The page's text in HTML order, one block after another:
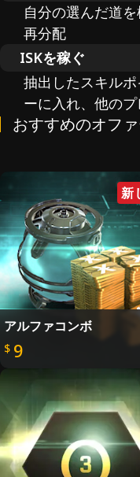
自分の選んだ道
再分配
ISKを稼ぐ
抽出したスキル
ーに入れ、他の
おすすめのオフ
新
アルファコンボ
$ 9